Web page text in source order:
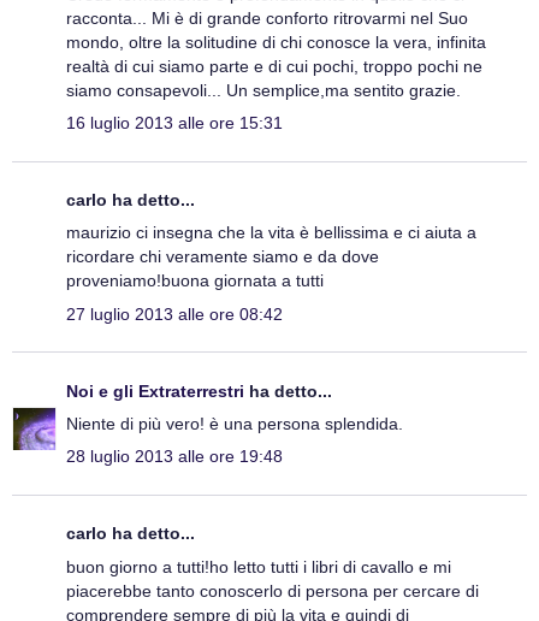
racconta... Mi è di grande conforto ritrovarmi nel Suo
mondo, oltre la solitudine di chi conosce la vera, infinita
realtà di cui siamo parte e di cui pochi, troppo pochi ne
siamo consapevoli... Un semplice,ma sentito grazie.
16 luglio 2013 alle ore 15:31
carlo ha detto...
maurizio ci insegna che la vita è bellissima e ci aiuta a
ricordare chi veramente siamo e da dove
proveniamo!buona giornata a tutti
27 luglio 2013 alle ore 08:42
Noi e gli Extraterrestri ha detto...
Niente di più vero! è una persona splendida.
28 luglio 2013 alle ore 19:48
carlo ha detto...
buon giorno a tutti!ho letto tutti i libri di cavallo e mi
piacerebbe tanto conoscerlo di persona per cercare di
comprendere sempre di più la vita e quindi di